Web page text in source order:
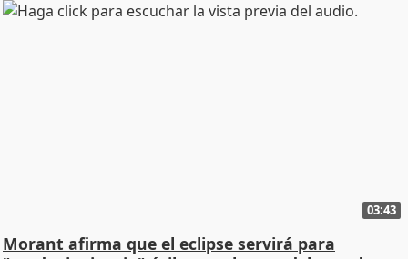
03:43
Morant afirma que el eclipse servirá para